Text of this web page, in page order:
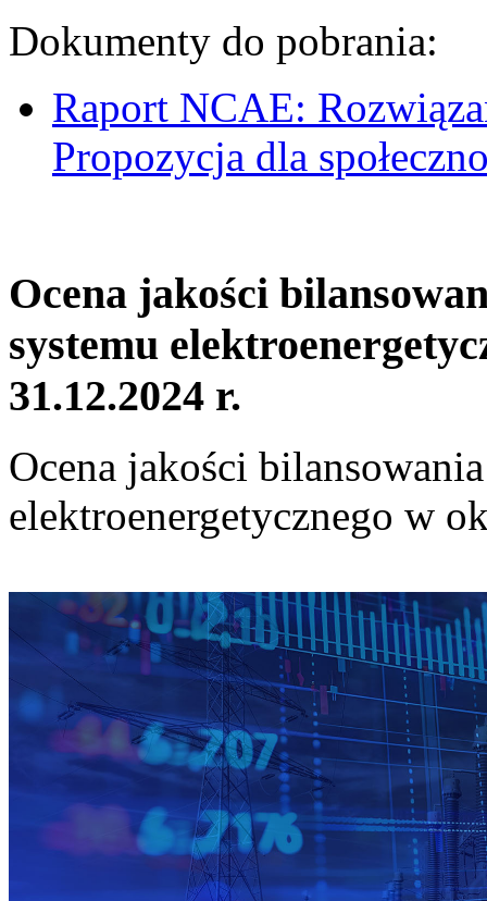
Dokumenty do pobrania:
Raport NCAE:
Propozycja dla
Ocena jakości
systemu
31.12.2024 r.
Ocena jakości
elektroenergetycznego w